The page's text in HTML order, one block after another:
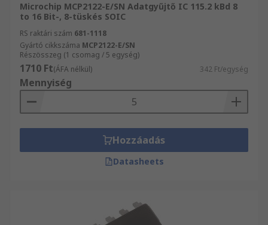
Microchip MCP2122-E/SN Adatgyűjtő IC 115.2 kBd 8
to 16 Bit-, 8-tüskés SOIC
RS raktári szám 681-1118
Gyártó cikkszáma MCP2122-E/SN
Részösszeg (1 csomag / 5 egység)
1710 Ft(ÁFA nélkül) 342 Ft/egység
Mennyiség
Hozzáadás
Datasheets